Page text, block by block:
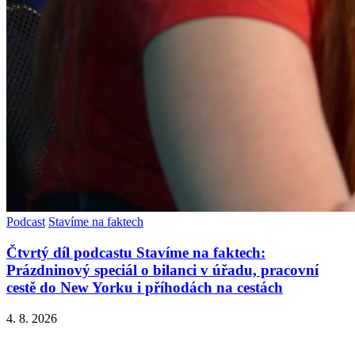
Podcast Stavíme na faktech
Čtvrtý díl podcastu Stavíme na faktech:
Prázdninový speciál o bilanci v úřadu, pracovní
cestě do New Yorku i příhodách na cestách
4. 8. 2026